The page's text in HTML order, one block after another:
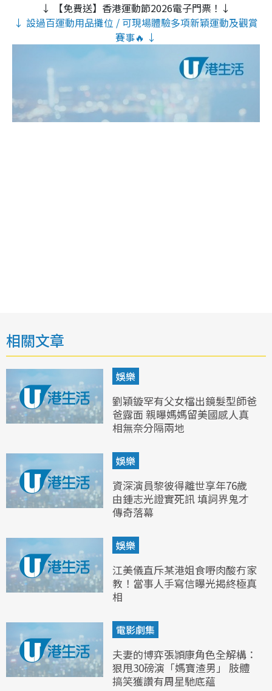
↓ 【免費送】香港運動節2026電子門票！↓
↓ 設過百運動用品攤位 / 可現場體驗多項新穎運動及觀賞
賽事🔥 ↓
相關文章
娛樂
劉穎鏇罕有父女檔出鏡髮型師爸
爸露面 親曝媽媽留美國感人真
相無奈分隔兩地
娛樂
資深演員黎彼得離世享年76歲
由鍾志光證實死訊 填詞界鬼才
傳奇落幕
娛樂
江美儀直斥某港姐食嘢肉酸冇家
教！當事人手寫信曝光揭終極真
相
電影劇集
夫妻的博弈張頴康角色全解構：
狠甩30磅演「媽寶渣男」 肢體
搞笑獲讚有周星馳底蘊